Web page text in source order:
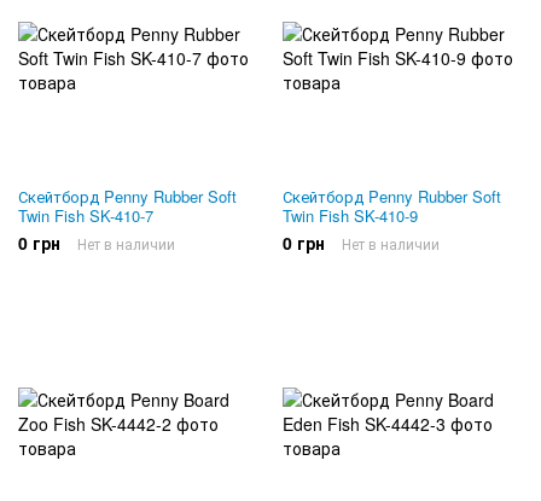
Скейтборд Penny Rubber Soft
Twin Fish SK-410-7
0 грн Нет в наличии
Скейтборд Penny Rubber Soft
Twin Fish SK-410-9
0 грн Нет в наличии